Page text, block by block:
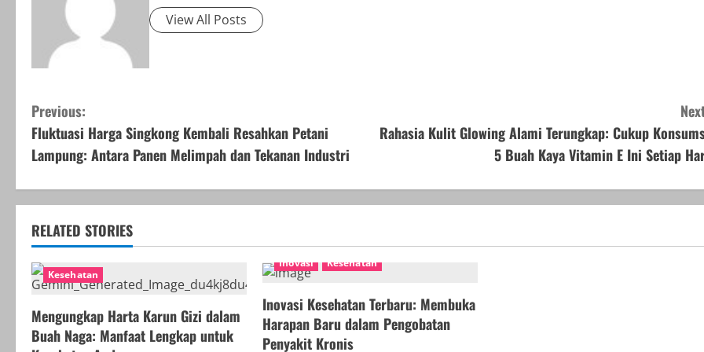
View All Posts
C
o
n
t
i
n
u
Previous:
Fluktuasi Harga Singkong Kembali Resahkan Petani
Lampung: Antara Panen Melimpah dan Tekanan Industri
Rahasia Kulit Glowing Alami Terungkap: Cukup
5 Buah Kaya Vitamin E Ini Setiap
RELATED STORIES
Kesehatan
Mengungkap Harta Karun Gizi dalam
Buah Naga: Manfaat Lengkap untuk
Inovasi Kesehatan
Inovasi Kesehatan Terbaru: Membuka
Harapan Baru dalam Pengobatan
Penyakit Kronis